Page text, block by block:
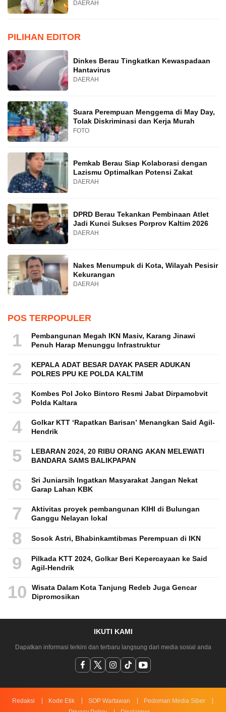
DAERAH
PILIHAN EDITOR
Dinkes Berau Tingkatkan Kewaspadaan
Hantavirus
DAERAH
Suara Perempuan Menggema di May Day,
Tolak Diskriminasi dan Kerja Murah
FOTO
Pemkab Berau Siap Kolaborasi dengan
Lazismu Optimalkan Potensi Zakat
DAERAH
DPRD Berau Tekankan Pembinaan Atlet
Jadi Kunci Sukses Porprov Kaltim 2026
DAERAH
Nakes Menumpuk di Kota, Wilayah Pesisir
Kekurangan
DAERAH
POS TERPOPULER
1
Pembangunan Megah IKN Masiv, Karang Jinawi
Penuh Harap Menunggu Infrastruktur
2
KEPALA ADAT BESAR DAYAK PASER ADUKAN
POLRES PPU KE POLDA KALTIM
3
Kombes Pol Joko Bintoro Resmi Jabat Dirpamobvit
Polda Kaltara
4
Golkar KTT ‘Rapatkan Barisan’ Menangkan Said Agil-
Hendrik
5
LEBARAN 2024, 20 RIBU ORANG AKAN MELEWATI
BANDARA SAMS BALIKPAPAN
6
Sri Juniarsih Ingatkan Masyarakat Jangan Nekat
Garap Lahan KBK
7
Aktivitas proyek pembangunan KIHI di Bulungan
Ganggu Nelayan lokal
8 Sosok Astri, Bhabinkamtibmas Perempuan di IKN
9
Pilkada KTT 2024, Golkar Beri Kepercayaan ke Said
Agil-Hendrik
10
Wisata Dalam Kota Tanjung Redeb Juga Gencar
Dipromosikan
IKUTI KAMI
Dapatkan informasi terkini dan terbaru langsung dari media sosial anda
Redaksi Kode Etik SOP Wartawan
Pedoman Media Siber